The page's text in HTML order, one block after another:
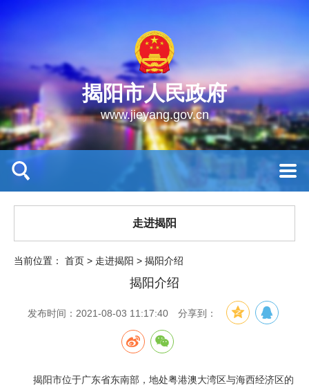
揭阳市人民政府
www.jieyang.gov.cn
走进揭阳
当前位置： 首页 > 走进揭阳 > 揭阳介绍
揭阳介绍
发布时间：2021-08-03 11:17:40 分享到：
揭阳市位于广东省东南部，地处粤港澳大湾区与海西经济区的